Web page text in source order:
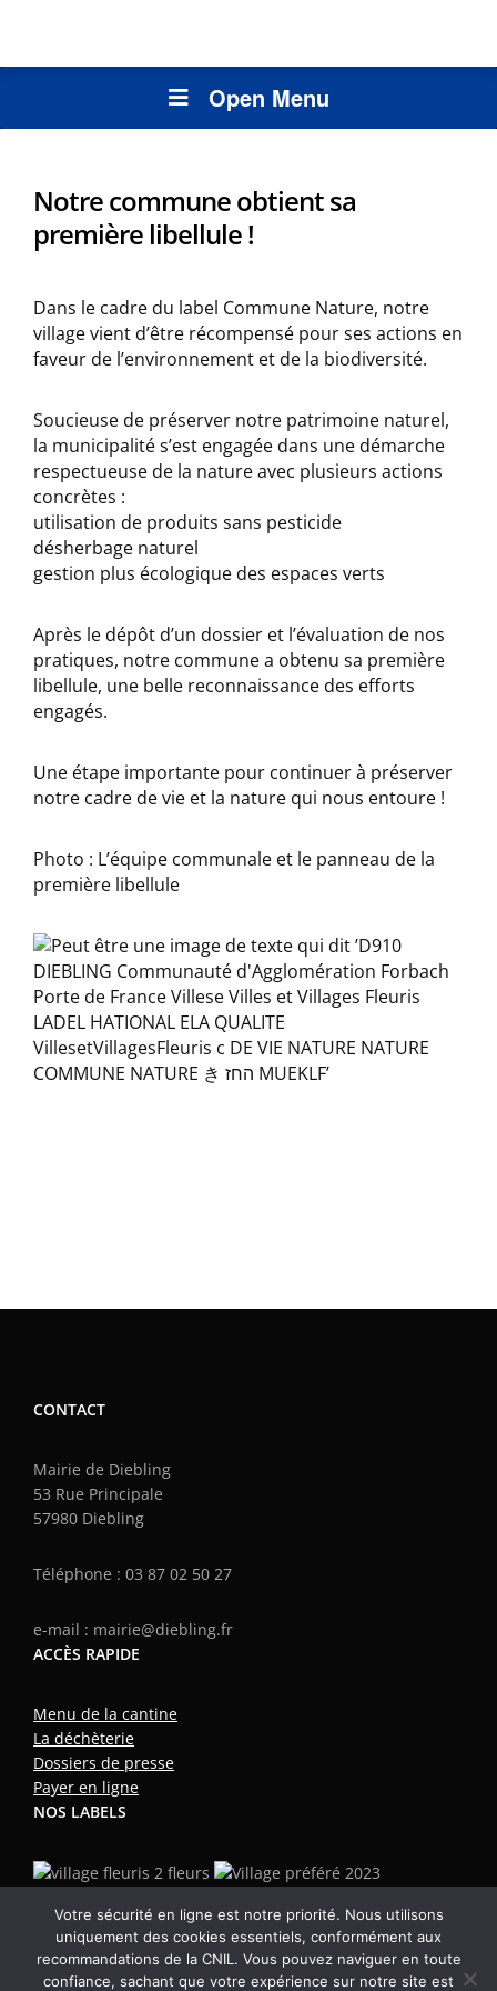
Open Menu
Notre commune obtient sa
première libellule !
Dans le cadre du label Commune Nature, notre
village vient d’être récompensé pour ses actions en
faveur de l’environnement et de la biodiversité.
Soucieuse de préserver notre patrimoine naturel,
la municipalité s’est engagée dans une démarche
respectueuse de la nature avec plusieurs actions
concrètes :
utilisation de produits sans pesticide
désherbage naturel
gestion plus écologique des espaces verts
Après le dépôt d’un dossier et l’évaluation de nos
pratiques, notre commune a obtenu sa première
libellule, une belle reconnaissance des efforts
engagés.
Une étape importante pour continuer à préserver
notre cadre de vie et la nature qui nous entoure !
Photo : L’équipe communale et le panneau de la
première libellule
CONTACT
Mairie de Diebling
53 Rue Principale
57980 Diebling
Téléphone : 03 87 02 50 27
e-mail : mairie@diebling.fr
ACCÈS RAPIDE
Menu de la cantine
La déchèterie
Dossiers de presse
Payer en ligne
NOS LABELS
© 2023 Mairie de Diebling
Votre sécurité en ligne est notre priorité. Nous utilisons
uniquement des cookies essentiels, conformément aux
recommandations de la CNIL. Vous pouvez naviguer en toute
confiance, sachant que votre expérience sur notre site est